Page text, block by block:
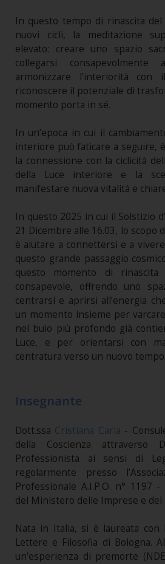
In questo tempo di rinascita
nuovi cicli, la meditazione
elevato: creare uno spazio
collegarsi consapevolmente
armonizzare l’interiorità
riconoscere il potenziale di
momento porta in sé.
In un’epoca in cui il
interiore può faticare a seguire,
la connessione con la ciclicità
della Luce interiore e la
manifestare nuova vitalità e
In questo 2025 in cui il Solstizio
21 Dicembre alle 16.03, lo scopo
è aiutare a connettersi e a
questo grande passaggio
questo momento di
consapevole, offrendo uno
centrarsi e aprirsi all’energia
un momento insieme per
nel buio più profondo già
Luce, e per orientarsi con
centratura verso un nuovo
Insegnante
Dott.ssa Cristiana Caria -
della Coscienza attraverso
Professionista ai sensi di
regolarmente presso
Professionale A.I.P.O. n° 1197 -
del Ministero delle Imprese e del
Nata in Italia, si è laureata con
Lettere e Filosofia di Bologna.
un'esperienza di premorte